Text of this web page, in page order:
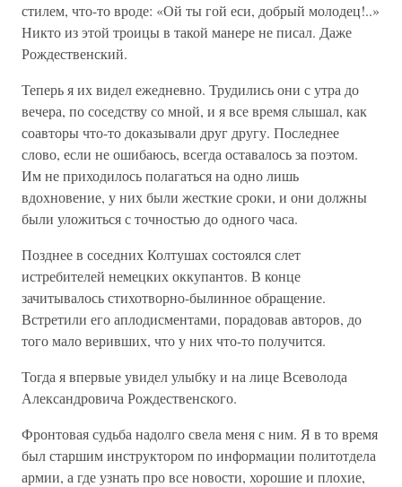
стилем, что-то вроде: «Ой ты гой еси, добрый молодец!..»
Никто из этой троицы в такой манере не писал. Даже
Рождественский.
Теперь я их видел ежедневно. Трудились они с утра до
вечера, по соседству со мной, и я все время слышал, как
соавторы что-то доказывали друг другу. Последнее
слово, если не ошибаюсь, всегда оставалось за поэтом.
Им не приходилось полагаться на одно лишь
вдохновение, у них были жесткие сроки, и они должны
были уложиться с точностью до одного часа.
Позднее в соседних Колтушах состоялся слет
истребителей немецких оккупантов. В конце
зачитывалось стихотворно-былинное обращение.
Встретили его аплодисментами, порадовав авторов, до
того мало веривших, что у них что-то получится.
Тогда я впервые увидел улыбку и на лице Всеволода
Александровича Рождественского.
Фронтовая судьба надолго свела меня с ним. Я в то время
был старшим инструктором по информации политотдела
армии, а где узнать про все новости, хорошие и плохие,